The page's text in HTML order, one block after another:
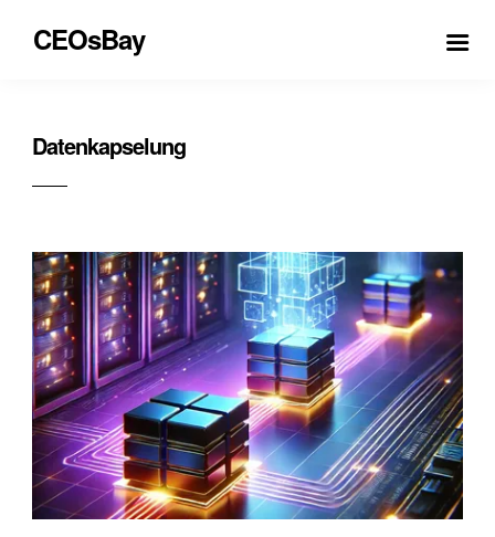
CEOsBay
Datenkapselung